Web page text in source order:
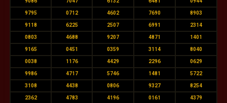
9795 0712 4602 7690 8903
9118 6225 2507 6991 2314
0803 4688 9207 4871 1401
9165 0451 0359 3114 8040
0038 1176 4429 2296 0629
9986 4717 5746 1481 5722
3108 4438 0806 9327 8254
2362 4783 4196 0161 4379